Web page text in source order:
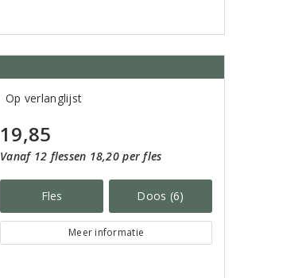
Op verlanglijst
19,85
Vanaf 12 flessen 18,20 per fles
Fles Doos (6)
Meer informatie